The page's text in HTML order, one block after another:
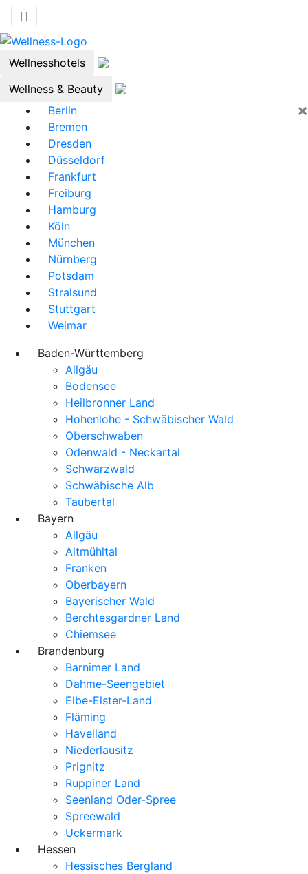
Wellnesshotels
Wellness & Beauty
×
Berlin
Bremen
Dresden
Düsseldorf
Frankfurt
Freiburg
Hamburg
Köln
München
Nürnberg
Potsdam
Stralsund
Stuttgart
Weimar
Baden-Württemberg
Allgäu
Bodensee
Heilbronner Land
Hohenlohe - Schwäbischer Wald
Oberschwaben
Odenwald - Neckartal
Schwarzwald
Schwäbische Alb
Taubertal
Bayern
Allgäu
Altmühltal
Franken
Oberbayern
Bayerischer Wald
Berchtesgardner Land
Chiemsee
Brandenburg
Barnimer Land
Dahme-Seengebiet
Elbe-Elster-Land
Fläming
Havelland
Niederlausitz
Prignitz
Ruppiner Land
Seenland Oder-Spree
Spreewald
Uckermark
Hessen
Hessisches Bergland